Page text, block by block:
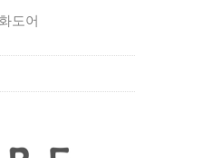
도어